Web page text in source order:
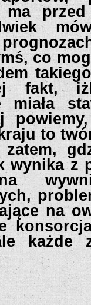
ma
co
fakt,
miała
to
wynika z
na
każde